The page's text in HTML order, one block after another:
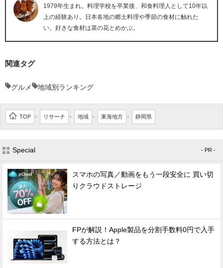
1979年生まれ。料理学校を卒業後、和食料理人として10年以
上の経験あり。日本各地の郷土料理や季節の食材に触れた
い。好きな食材は菜の花とめかぶ。
関連タグ
グルメ 地域別ランキング
TOP > リサーチ > 地域 > 東海地方 > 静岡県
Special - PR -
スマホの写真／動画をもう一段安全に 買い切
りクラウドストレージ
FPが解説！Apple製品を分割手数料0円で入手
する方法とは？